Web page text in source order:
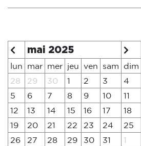
mai 2025
lun mar mer jeu ven sam
dim
28
29 30 1 2 3
4
5
6 7 8 9 10
11
12
13 14 15 16 17
18
19
20 21 22 23 24
25
26
27 28 29 30 31 1